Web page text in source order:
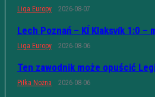
Liga Europy 2026-08-07
Lech Poznań – KÍ Klaksvík 1:0 –
Liga Europy 2026-08-06
Ten zawodnik może opuścić
Piłka Nożna 2026-08-06